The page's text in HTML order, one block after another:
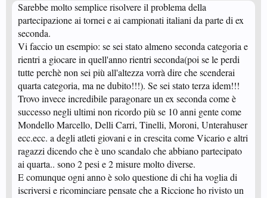
Sarebbe molto semplice risolvere il problema della
partecipazione ai tornei e ai campionati italiani da parte di ex
seconda.
Vi faccio un esempio: se sei stato almeno seconda categoria e
rientri a giocare in quell'anno rientri seconda(poi se le perdi
tutte perchè non sei più all'altezza vorrà dire che scenderai
quarta categoria, ma ne dubito!!!). Se sei stato terza idem!!!
Trovo invece incredibile paragonare un ex seconda come è
successo negli ultimi non ricordo più se 10 anni gente come
Mondello Marcello, Delli Carri, Tinelli, Moroni, Unterahuser
ecc.ecc. a degli atleti giovani e in crescita come Vicario e altri
ragazzi dicendo che è uno scandalo che abbiano partecipato
ai quarta.. sono 2 pesi e 2 misure molto diverse.
E comunque ogni anno è solo questione di chi ha voglia di
iscriversi e ricominciare pensate che a Riccione ho rivisto un